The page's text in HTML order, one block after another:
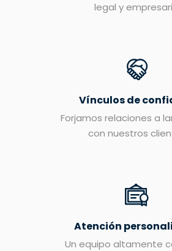
legal y
Vínculos de
Forjamos relaciones a
con nuestros
Atención
Un equipo altamente